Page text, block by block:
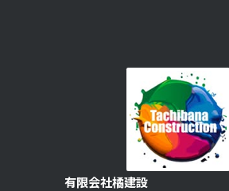
有限会社橘建設